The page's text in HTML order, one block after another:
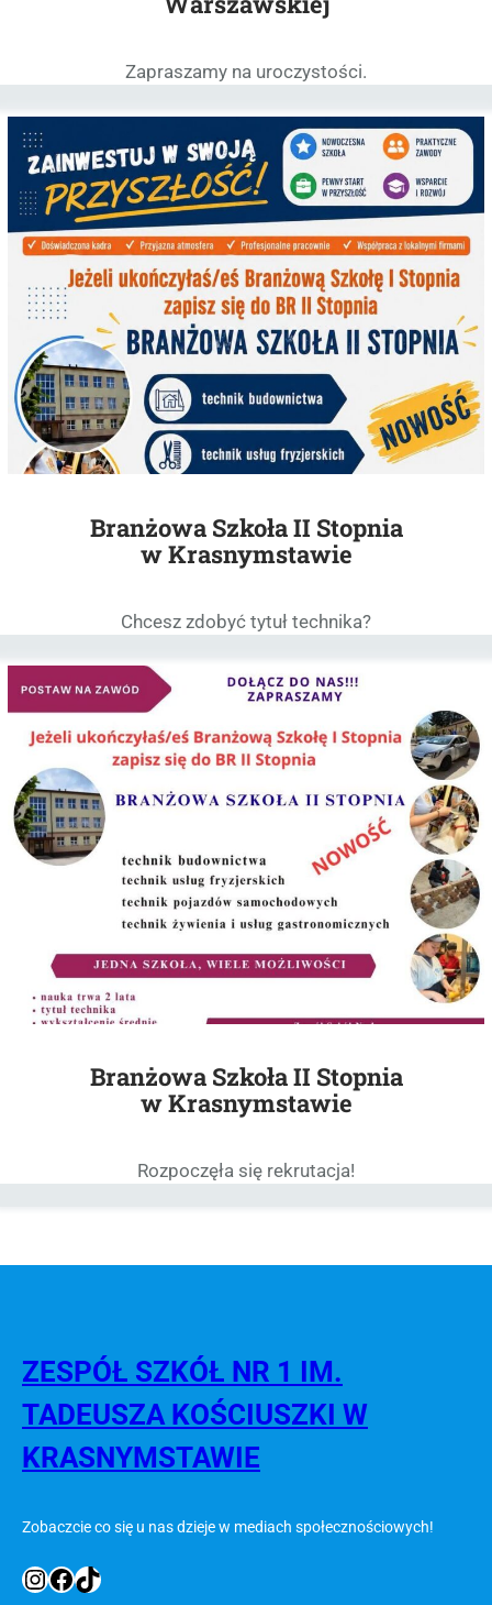
Zapraszamy na uroczystości.
Branżowa Szkoła II Stopnia
w Krasnymstawie
Chcesz zdobyć tytuł technika?
Branżowa Szkoła II Stopnia
w Krasnymstawie
Rozpoczęła się rekrutacja!
ZESPÓŁ SZKÓŁ NR 1 IM.
TADEUSZA KOŚCIUSZKI W
KRASNYMSTAWIE
Zobaczcie co się u nas dzieje w mediach społecznościowych!
InstagramFacebook TikTok